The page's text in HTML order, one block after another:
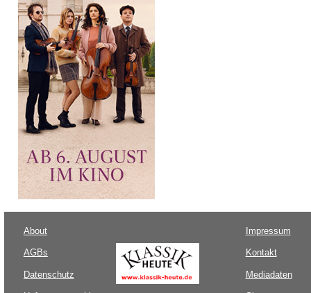
About
AGBs
Datenschutz
Impressum
Kontakt
Mediadaten